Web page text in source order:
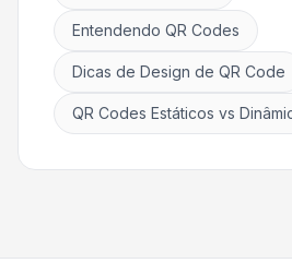
Entendendo QR Codes
Dicas de Design de QR Code
QR Codes Estáticos vs